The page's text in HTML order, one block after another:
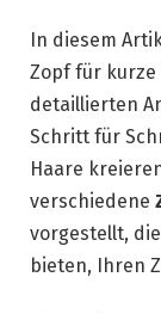
In diesem
Zopf für kurze
detaillierten
Schritt für
Haare
verschiedene
vorgestellt,
bieten, Ihren